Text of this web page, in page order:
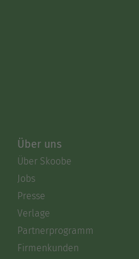
Über uns
Über Skoobe
Jobs
Presse
Verlage
Partnerprogramm
Firmenkunden